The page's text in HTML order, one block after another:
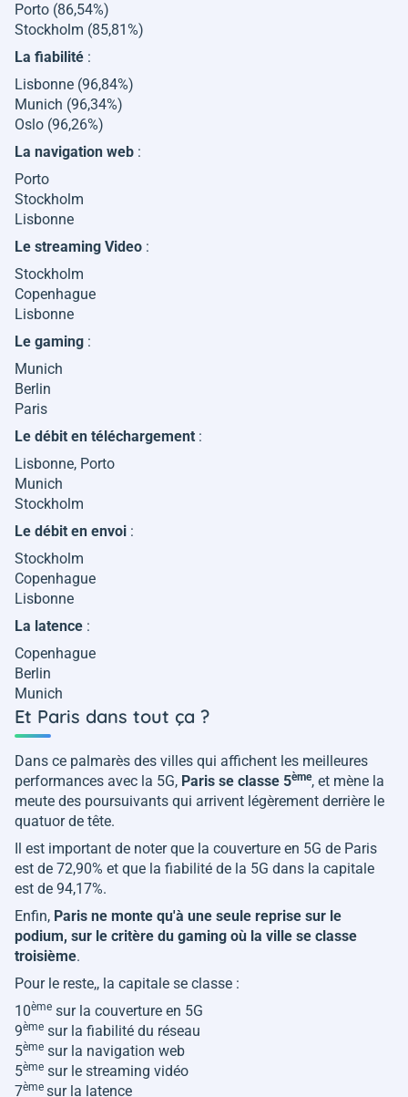
Porto (86,54%)
Stockholm (85,81%)
La fiabilité :
Lisbonne (96,84%)
Munich (96,34%)
Oslo (96,26%)
La navigation web :
Porto
Stockholm
Lisbonne
Le streaming Video :
Stockholm
Copenhague
Lisbonne
Le gaming :
Munich
Berlin
Paris
Le débit en téléchargement :
Lisbonne, Porto
Munich
Stockholm
Le débit en envoi :
Stockholm
Copenhague
Lisbonne
La latence :
Copenhague
Berlin
Munich
Et Paris dans tout ça ?
Dans ce palmarès des villes qui affichent les meilleures
performances avec la 5G, Paris se classe 5ème, et mène la
meute des poursuivants qui arrivent légèrement derrière le
quatuor de tête.
Il est important de noter que la couverture en 5G de Paris
est de 72,90% et que la fiabilité de la 5G dans la capitale
est de 94,17%.
Enfin, Paris ne monte qu'à une seule reprise sur le
podium, sur le critère du gaming où la ville se classe
troisième.
Pour le reste,, la capitale se classe :
10ème sur la couverture en 5G
9ème sur la fiabilité du réseau
5ème sur la navigation web
5ème sur le streaming vidéo
7ème sur la latence